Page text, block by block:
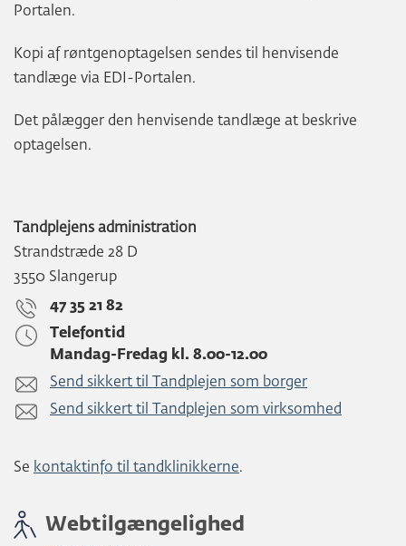
Portalen.
Kopi af røntgenoptagelsen sendes til henvisende
tandlæge via EDI-Portalen.
Det pålægger den henvisende tandlæge at beskrive
optagelsen.
Tandplejens administration
Strandstræde 28 D
3550 Slangerup
47 35 21 82
Telefontid
Mandag-Fredag kl. 8.00-12.00
Send sikkert til Tandplejen som borger
Send sikkert til Tandplejen som virksomhed
Se kontaktinfo til tandklinikkerne.
Webtilgængelighed